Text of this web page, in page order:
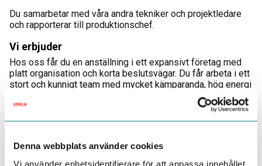
Denna webbplats använder cookies
Vi använder enhetsidentifierare för att anpassa innehållet
Du samarbetar med våra andra tekniker och projektledare
och rapporterar till produktionschef.
Vi erbjuder
Hos oss får du en anställning i ett expansivt företag med
platt organisation och korta beslutsvägar. Du får arbeta i ett
stort och kunnigt team med mycket kämparanda, hög energi
och god stämning på arbetsplatsen. Vi är heltäckande inom
brand och säkerhet och vilket ger dig goda möjligheter att
utvecklas inom hela företagsgruppen.
SecuriFire och få lära dig mer om kopplingen till
släcksystem inom vatten och gas och på sikt få möjlighet